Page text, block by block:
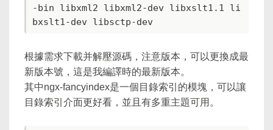
-bin libxml2 libxml2-dev libxslt1.1 li
根據需求下載并解壓源碼，注意版本，可以更換成最
新版本號，這是我編譯時的最新版本。
其中ngx-fancyindex是一個目錄索引的模塊，可以讓
目錄索引介面更好看，並且有多重主題可用。